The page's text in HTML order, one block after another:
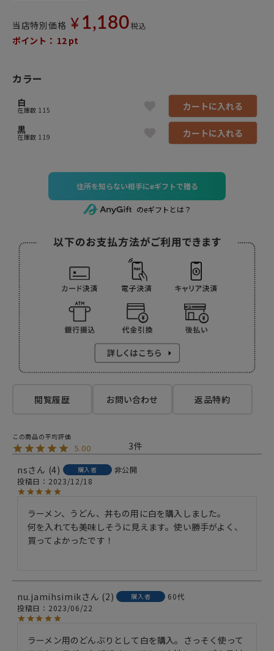
当店特別価格 ¥ 1,180 税込
ポイント： 12 pt
カラー
白
在庫数 115
カートに入れる
黒
在庫数 119 カートに入れる
住所を知らない相手にeギフトで贈る
のeギフトとは？
閲覧履歴 お問い合わせ 返品特約
5.00
3
ns
4 購入者
非公開
投稿日
2023/12/18
ラーメン、うどん、丼もの用に白を購入しました。
何を入れても美味しそうに見えます。使い勝手がよく、
買ってよかったです！
nu.jamihsimik 2 購入者
60代
投稿日
2023/06/22
ラーメン用のどんぶりとして白を購入。さっそく使って